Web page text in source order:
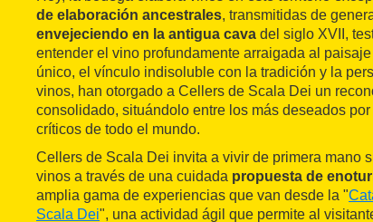
de elaboración ancestrales, transmitidas de
envejeciendo en la antigua cava del siglo XVII,
entender el vino profundamente arraigada al
único, el vínculo indisoluble con la tradición y la
vinos, han otorgado a Cellers de Scala Dei un
consolidado, situándolo entre los más deseados
críticos de todo el mundo.
Cellers de Scala Dei invita a vivir de primera mano
vinos a través de una cuidada propuesta de
amplia gama de experiencias que van desde la "
Scala Dei", una actividad ágil que permite al